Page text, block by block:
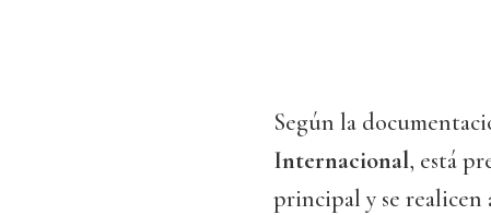
Según la
Internacional, está
principal y se realicen